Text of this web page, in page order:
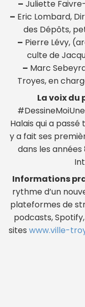
– Juliette
– Eric Lombard,
des Dépôts,
– Pierre Lévy,
culte de
– Marc
Troyes, en
La voix du
Halais qui a
y a fait ses
dans les
Informations
rythme d’un
plateformes de
podcasts,
sites www.ville-